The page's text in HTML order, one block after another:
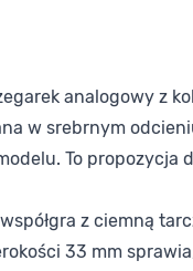
analogowy z
w srebrnym
To
z ciemną
33 mm